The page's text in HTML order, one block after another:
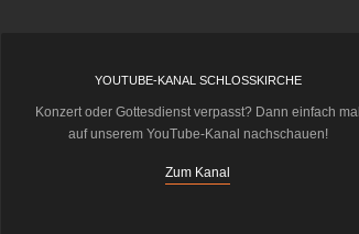
YOUTUBE-KANAL SCHLOSSKIRCHE
Konzert oder Gottesdienst verpasst? Dann einfach mal
auf unserem YouTube-Kanal nachschauen!
Zum Kanal